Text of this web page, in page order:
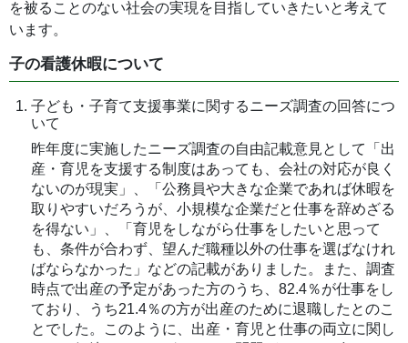
を被ることのない社会の実現を目指していきたいと考えて
います。
子の看護休暇について
子ども・子育て支援事業に関するニーズ調査の回答につ
いて
昨年度に実施したニーズ調査の自由記載意見として「出
産・育児を支援する制度はあっても、会社の対応が良く
ないのが現実」、「公務員や大きな企業であれば休暇を
取りやすいだろうが、小規模な企業だと仕事を辞めざる
を得ない」、「育児をしながら仕事をしたいと思って
も、条件が合わず、望んだ職種以外の仕事を選ばなけれ
ばならなかった」などの記載がありました。また、調査
時点で出産の予定があった方のうち、82.4％が仕事をし
ており、うち21.4％の方が出産のために退職したとのこ
とでした。このように、出産・育児と仕事の両立に関し